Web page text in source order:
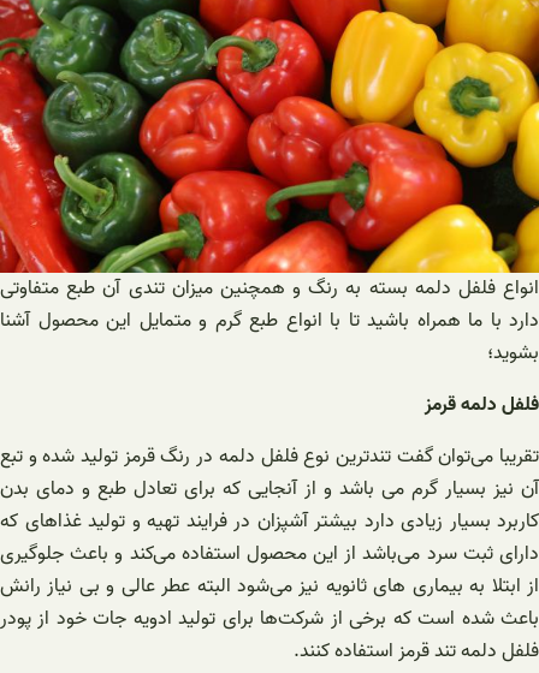
انواع فلفل دلمه بسته به رنگ و همچنین میزان تندی آن طبع متفاوتی
دارد با ما همراه باشید تا با انواع طبع گرم و متمایل این محصول آشنا
بشوید؛
فلفل دلمه قرمز
تقریبا می‌توان گفت تندترین نوع فلفل دلمه در رنگ قرمز تولید شده و تبع
آن نیز بسیار گرم می باشد و از آنجایی که برای تعادل طبع و دمای بدن
کاربرد بسیار زیادی دارد بیشتر آشپزان در فرایند تهیه و تولید غذاهای که
دارای ثبت سرد می‌باشد از این محصول استفاده می‌کند و باعث جلوگیری
از ابتلا به بیماری های ثانویه نیز می‌شود البته عطر عالی و بی نیاز رانش
باعث شده است که برخی از شرکت‌ها برای تولید ادویه جات خود از پودر
فلفل دلمه تند قرمز استفاده کنند.